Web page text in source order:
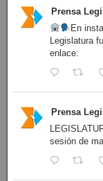
Prensa
En
Legislatura
enlace:
Prensa
sesión de